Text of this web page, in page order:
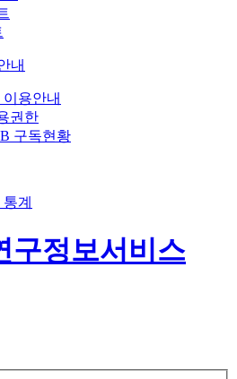
내
용안내
권한
구독현황
계